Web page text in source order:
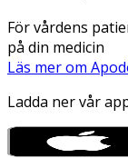
För vårdens
på din medicin
Läs mer om
Ladda ner vår